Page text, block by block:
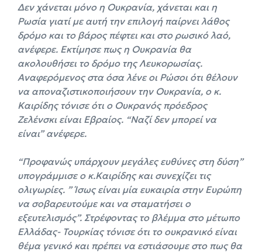
Δεν χάνεται μόνο η Ουκρανία, χάνεται και η
Ρωσία γιατί με αυτή την επιλογή παίρνει λάθος
δρόμο και το βάρος πέφτει και στο ρωσικό λαό,
ανέφερε. Εκτίμησε πως η Ουκρανία θα
ακολουθήσει το δρόμο της Λευκορωσίας.
Αναφερόμενος στα όσα λένε οι Ρώσοι ότι θέλουν
να αποναζιστικοποιήσουν την Ουκρανία, ο κ.
Καιρίδης τόνισε ότι ο Ουκρανός πρόεδρος
Ζελένσκι είναι Εβραίος. “Ναζί δεν μπορεί να
είναι” ανέφερε.
“Προφανώς υπάρχουν μεγάλες ευθύνες στη δύση”
υπογράμμισε ο κ.Καιρίδης και συνεχίζει τις
ολιγωρίες. ” Ίσως είναι μία ευκαιρία στην Ευρώπη
να σοβαρευτούμε και να σταματήσει ο
εξευτελισμός”. Στρέφοντας το βλέμμα στο μέτωπο
Ελλάδας- Τουρκίας τόνισε ότι το ουκρανικό είναι
θέμα γενικό και πρέπει να εστιάσουμε στο πως θα